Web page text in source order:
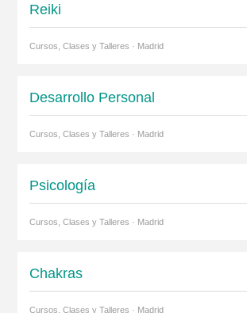
Reiki
Cursos, Clases y Talleres · Madrid
Desarrollo Personal
Cursos, Clases y Talleres · Madrid
Psicología
Cursos, Clases y Talleres · Madrid
Chakras
Cursos, Clases y Talleres · Madrid